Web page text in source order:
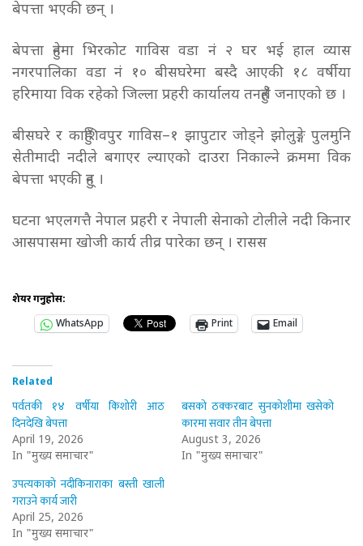
बेपत्ता भएकी छन् ।
बेपत्ता हुनेमा भिरकोट गाविस वडा नं २ घर भई हाल व्यास
नगरपालिका वडा नं १० बीसघरेमा बस्दै आएकी १८ वर्षीया
हरिमाया विक रहेको जिल्ला प्रहरी कार्यालय तनहुँले जनाएको छ ।
बीसघरे र काहुँशिवपुर गाविस–१ झापुटार जोड्ने झोलुङ्गे पुलमुनि
सेतीमादी नदीले बगाएर ल्याएको दाउरा निकाल्ने क्रममा विक
बेपत्ता भएकी हुन् ।
घटना भएलगत्तै नेपाल प्रहरी र नेपाली सेनाको टोलीले नदी किनार
आसपासमा खोजी कार्य तीव्र पारेका छन् । रासस
शेयर गर्नुहोस:
WhatsApp
Print Email
Related
पर्वतकी १४ वर्षीया किशोरी आठ
दिनदेखि बेपत्ता
April 19, 2026
In "मुख्य समाचार"
बसको ठक्करबाट सुनकोशीमा खसेको
कारमा सवार तीन बेपत्ता
August 3, 2026
In "मुख्य समाचार"
उपत्यकाको नदीकिनाराका बस्ती खाली
गराउने कार्य जारी
April 25, 2026
In "मुख्य समाचार"